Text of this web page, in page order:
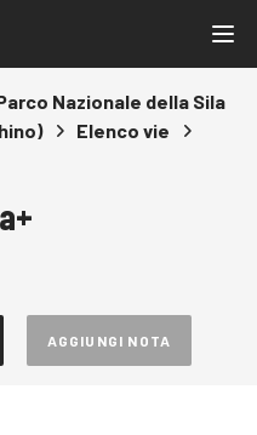
Nazionale della Sila
Elenco vie
AGGIUNGI NOTA